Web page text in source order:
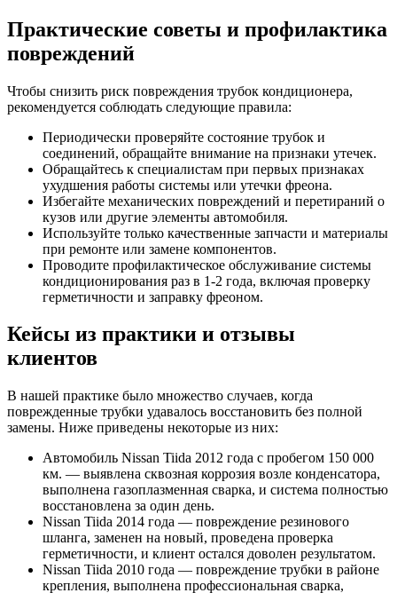
Практические советы и профилактика
повреждений
Чтобы снизить риск повреждения трубок кондиционера,
рекомендуется соблюдать следующие правила:
Периодически проверяйте состояние трубок и
соединений, обращайте внимание на признаки утечек.
Обращайтесь к специалистам при первых признаках
ухудшения работы системы или утечки фреона.
Избегайте механических повреждений и перетираний о
кузов или другие элементы автомобиля.
Используйте только качественные запчасти и материалы
при ремонте или замене компонентов.
Проводите профилактическое обслуживание системы
кондиционирования раз в 1-2 года, включая проверку
герметичности и заправку фреоном.
Кейсы из практики и отзывы
клиентов
В нашей практике было множество случаев, когда
поврежденные трубки удавалось восстановить без полной
замены. Ниже приведены некоторые из них:
Автомобиль Nissan Tiida 2012 года с пробегом 150 000
км. — выявлена сквозная коррозия возле конденсатора,
выполнена газоплазменная сварка, и система полностью
восстановлена за один день.
Nissan Tiida 2014 года — повреждение резинового
шланга, заменен на новый, проведена проверка
герметичности, и клиент остался доволен результатом.
Nissan Tiida 2010 года — повреждение трубки в районе
крепления, выполнена профессиональная сварка,